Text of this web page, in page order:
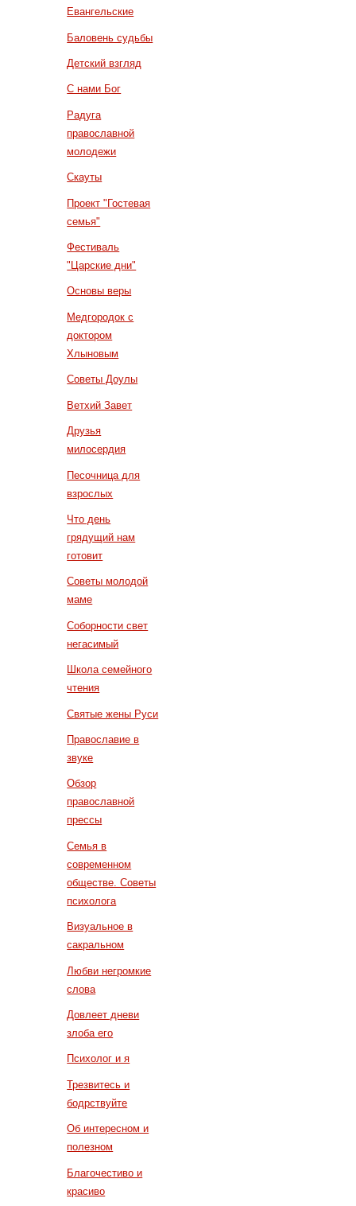
Евангельские
Баловень судьбы
Детский взгляд
С нами Бог
Радуга
православной
молодежи
Скауты
Проект "Гостевая
семья"
Фестиваль
"Царские дни"
Основы веры
Медгородок с
доктором
Хлыновым
Советы Доулы
Ветхий Завет
Друзья
милосердия
Песочница для
взрослых
Что день
грядущий нам
готовит
Советы молодой
маме
Соборности свет
негасимый
Школа семейного
чтения
Святые жены Руси
Православие в
звуке
Обзор
православной
прессы
Семья в
современном
обществе. Советы
психолога
Визуальное в
сакральном
Любви негромкие
слова
Довлеет дневи
злоба его
Психолог и я
Трезвитесь и
бодрствуйте
Об интересном и
полезном
Благочестиво и
красиво